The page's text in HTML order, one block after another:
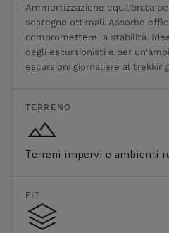
Ammortizzazione equilibrata
sostegno ottimali. Assorbe
compromettere la stabilità.
degli escursionisti e per
escursioni giornaliere al
TERRENO
Terreni impervi e ambienti
FIT